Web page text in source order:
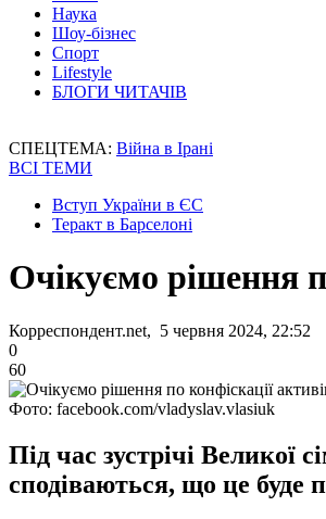
Наука
Шоу-бізнес
Спорт
Lifestyle
БЛОГИ ЧИТАЧІВ
СПЕЦТЕМА: Війна в Ірані
ВСІ ТЕМИ
Вступ України в ЄС
Теракт в Барселоні
Очікуємо рішення
Корреспондент.net, 5 червня 2024, 22:52
0
60
Фото: facebook.com/vladyslav.vlasiuk
Під час зустрічі Великої
сподіваються, що це буде